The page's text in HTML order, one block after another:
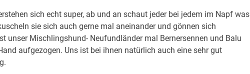
sich echt super, ab und an schaut jeder bei jedem im Napf was
sie sich auch gerne mal aneinander und gönnen sich
unser Mischlingshund- Neufundländer mal Bernersennen und Balu
aufgezogen. Uns ist bei ihnen natürlich auch eine sehr gut